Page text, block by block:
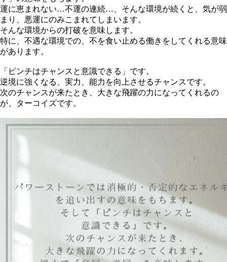
運に恵まれない…不運の連続…、そんな環境が続くと、気が弱
まり、悪運にのみこまれてしまいます。
そんな環境からの打破を意味します。
特に、不遇な環境での、不を食い止める働きをしてくれる意味
があります。
「ピンチはチャンスと意識できる」です。
逆境に強くなる、実力、能力を向上させるチャンスです。
次のチャンスが来たとき、大きな飛躍の力になってくれるの
が、ターコイズです。